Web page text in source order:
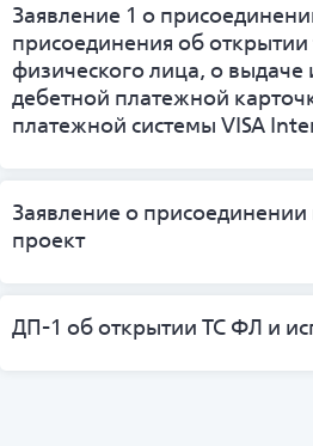
Заявление 1 о
присоединения об открытии
физического лица, о выдаче
дебетной платежной
платежной системы VISA
Заявление о
проект
ДП-1 об открытии ТС ФЛ и